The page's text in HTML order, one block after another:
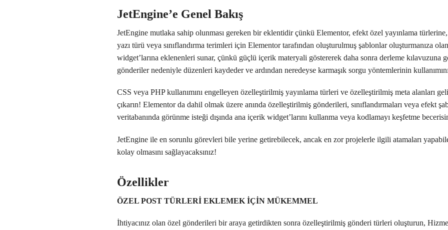
JetEngine’e Genel Bakış
JetEngine mutlaka sahip olunması gereken bir eklentidir çünkü Elementor, efekt özel yayınlama türlerine,
yazı türü veya sınıflandırma terimleri için Elementor tarafından oluşturulmuş şablonlar oluşturmanıza
widget’larına eklenenleri sunar, çünkü güçlü içerik materyali göstererek daha sonra derleme kılavuzuna
gönderiler nedeniyle düzenleri kaydeder ve ardından neredeyse karmaşık sorgu yöntemlerinin
CSS veya PHP kullanımını engelleyen özelleştirilmiş yayınlama türleri ve özelleştirilmiş meta alanları
çıkarın! Elementor da dahil olmak üzere anında özelleştirilmiş gönderileri, sınıflandırmaları veya efekt
veritabanında görünme isteği dışında ana içerik widget’larını kullanma veya kodlamayı keşfetme
JetEngine ile en sorunlu görevleri bile yerine getirebilecek, ancak en zor projelerle ilgili atamaları
kolay olmasını sağlayacaksınız!
Özellikler
ÖZEL POST TÜRLERİ EKLEMEK İÇİN MÜKEMMEL
İhtiyacınız olan özel gönderileri bir araya getirdikten sonra özelleştirilmiş gönderi türleri oluşturun,